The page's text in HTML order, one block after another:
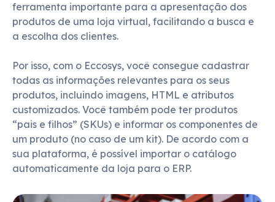
ferramenta importante para a apresentação dos
produtos de uma loja virtual, facilitando a busca e
a escolha dos clientes.
Por isso, com o Eccosys, você consegue cadastrar
todas as informações relevantes para os seus
produtos, incluindo imagens, HTML e atributos
customizados. Você também pode ter produtos
“pais e filhos” (SKUs) e informar os componentes de
um produto (no caso de um kit). De acordo com a
sua plataforma, é possível importar o catálogo
automaticamente da loja para o ERP.